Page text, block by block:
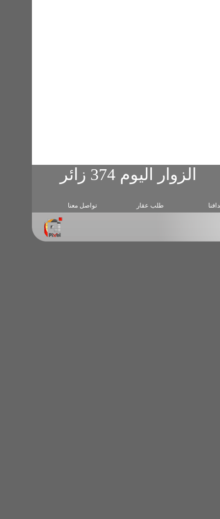
طلب عقار تواصل معنا